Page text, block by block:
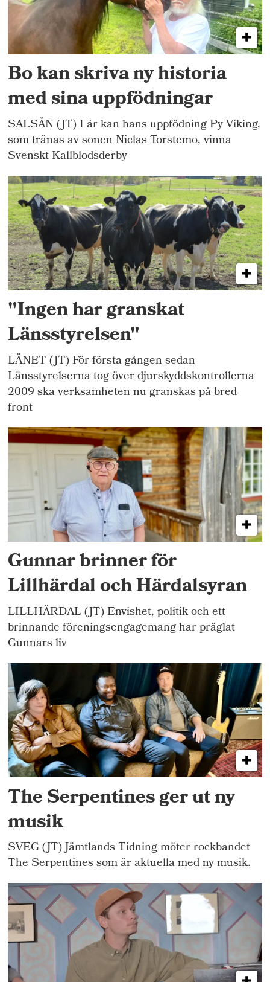
Bo kan skriva ny historia
med sina uppfödningar
SALSÅN (JT) I år kan hans uppfödning Py Viking,
som tränas av sonen Niclas Torstemo, vinna
Svenskt Kallblodsderby
"Ingen har granskat
Länsstyrelsen"
LÄNET (JT) För första gången sedan
Länsstyrelserna tog över djurskyddskontrollerna
2009 ska verksamheten nu granskas på bred
front
Gunnar brinner för
Lillhärdal och Härdalsyran
LILLHÄRDAL (JT) Envishet, politik och ett
brinnande föreningsengagemang har präglat
Gunnars liv
The Serpentines ger ut ny
musik
SVEG (JT) Jämtlands Tidning möter rockbandet
The Serpentines som är aktuella med ny musik.